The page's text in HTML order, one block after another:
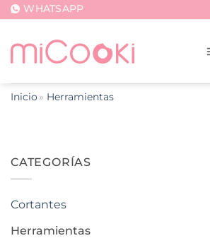
Saltar
contenido
WHATSAPP
Inicio Herramientas
CATEGORÍAS
Cortantes
Herramientas